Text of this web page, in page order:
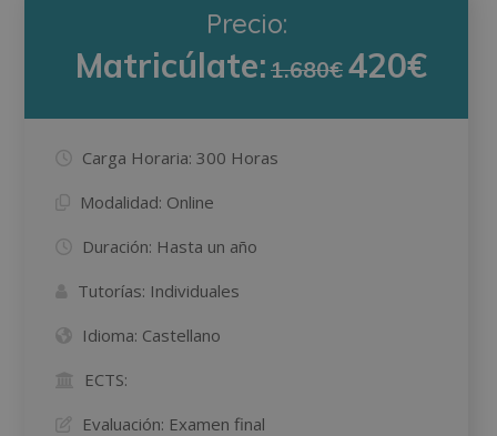
Precio:
Matricúlate:1.680€ 420€
Carga Horaria: 300 Horas
Modalidad: Online
Duración: Hasta un año
Tutorías: Individuales
Idioma: Castellano
ECTS:
Evaluación: Examen final